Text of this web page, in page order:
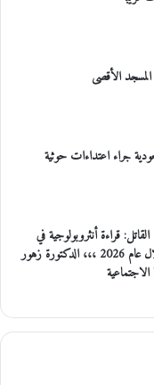
قراءة أنثروبولوجية في
وقائع مرصودة في الأردن خلال عام 2026 ،،، الدكتورة زهور